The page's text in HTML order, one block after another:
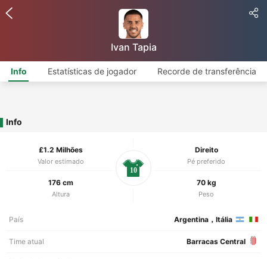
Ivan Tapia
Info Estatísticas de jogador Recorde de transferência
Info
£1.2 Milhões
Valor estimado
Direito
Pé preferido
176 cm
Altura
70 kg
Peso
10
País Argentina，Itália
Time atual Barracas Central